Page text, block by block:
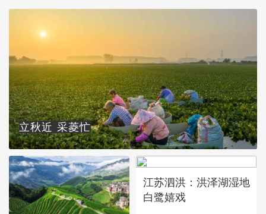
立秋近 采菱忙
江苏泗洪：洪泽湖湿地
白鹭嬉戏